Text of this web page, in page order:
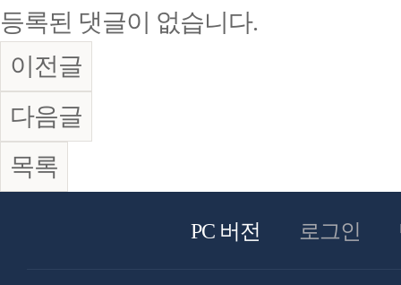
등록된 댓글이 없습니다.
이전글
다음글
목록
PC 버전 로그인